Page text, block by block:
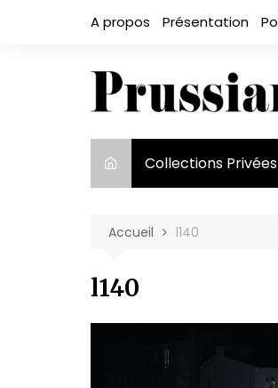
A propos Présentation
Collections Privées
Accueil l140
l140